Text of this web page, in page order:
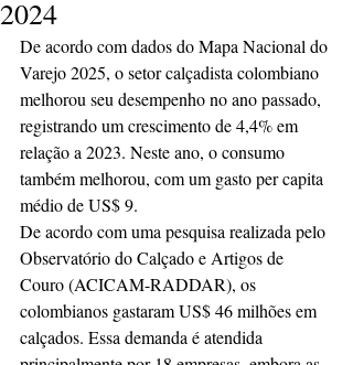
2024
De acordo com dados do Mapa Nacional do
Varejo 2025, o setor calçadista colombiano
melhorou seu desempenho no ano passado,
registrando um crescimento de 4,4% em
relação a 2023. Neste ano, o consumo
também melhorou, com um gasto per capita
médio de US$ 9.
De acordo com uma pesquisa realizada pelo
Observatório do Calçado e Artigos de
Couro (ACICAM-RADDAR), os
colombianos gastaram US$ 46 milhões em
calçados. Essa demanda é atendida